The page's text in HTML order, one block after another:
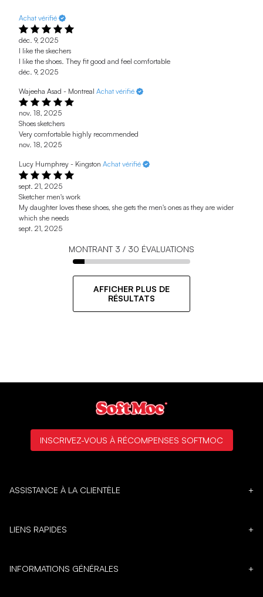
Achat vérifié
déc. 9, 2025
I like the skechers
I like the shoes. They fit good and feel comfortable
déc. 9, 2025
Wajeeha Asad - Montreal Achat vérifié
nov. 18, 2025
Shoes sketchers
Very comfortable highly recommended
nov. 18, 2025
Lucy Humphrey - Kingston Achat vérifié
sept. 21, 2025
Sketcher men's work
My daughter loves these shoes, she gets the men's ones as they are wider
which she needs
sept. 21, 2025
MONTRANT 3 / 30 ÉVALUATIONS
AFFICHER PLUS DE
RÉSULTATS
ASSISTANCE À LA CLIENTÈLE +
LIENS RAPIDES +
INFORMATIONS GÉNÉRALES +
INSCRIVEZ-VOUS À RÉCOMPENSES SOFTMOC